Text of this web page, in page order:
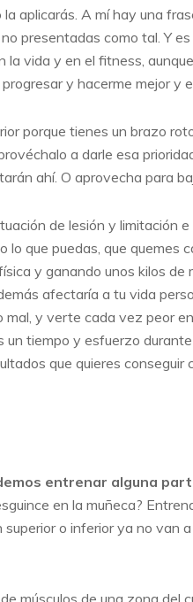
aplicarás. A mí hay una
presentadas como tal. Y
vida y en el fitness,
y hacerme mejor y
porque tienes un brazo
a darle esa
ahí. O aprovecha para
de lesión y limitación
lo que puedas, que quemes
y ganando unos kilos
afectaría a tu vida
y verte cada vez peor
tiempo y esfuerzo
que quieres
entrenar alguna
en la muñeca?
o inferior ya no van